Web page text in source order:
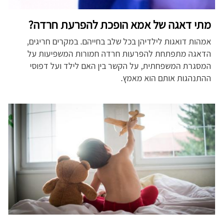
מתי דאגה של אמא הופכת להפרעת חרדה?
אמהות דואגות לילדיהן בכל שלב בחייהם. במקרים חריגים,
הדאגה מתפתחת להפרעות חרדה חמורות המשפיעות על
המסגרת המשפחתית, על הקשר בין האם לילד ועל דפוסי
ההתנהגות אותם הוא מאמץ.